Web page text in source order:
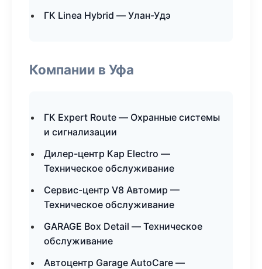
ГК Linea Hybrid — Улан-Удэ
Компании в Уфа
ГК Expert Route — Охранные системы
и сигнализации
Дилер-центр Кар Electro —
Техническое обслуживание
Сервис-центр V8 Автомир —
Техническое обслуживание
GARAGE Box Detail — Техническое
обслуживание
Автоцентр Garage AutoCare —